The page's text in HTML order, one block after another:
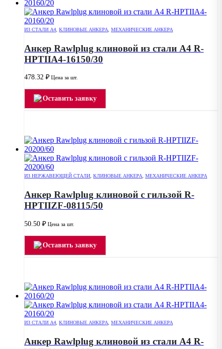
ИЗ СТАЛИ А4 КЛИНОВЫЕ АНКЕРА МЕХАНИЧЕСКИЕ АНКЕРА
Анкер Rawlplug клиновой из стали А4 R-
HPTIIA4-16150/30
478.32 ₽ Цена за шт.
Оставить заявку
ИЗ НЕРЖАВЕЮЩЕЙ СТАЛИ, КЛИНОВЫЕ АНКЕРА, МЕХАНИЧЕСКИЕ АНКЕРА
Анкер Rawlplug клиновой с гильзой R-
HPTIIZF-08115/50
50.50 ₽ Цена за шт.
Оставить заявку
ИЗ СТАЛИ А4 КЛИНОВЫЕ АНКЕРА МЕХАНИЧЕСКИЕ АНКЕРА
Анкер Rawlplug клиновой из стали А4 R-